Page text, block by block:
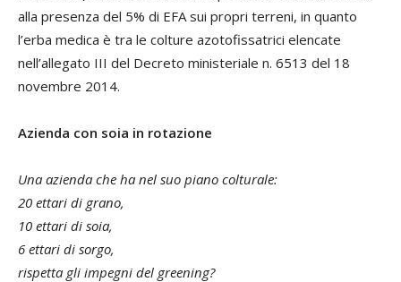
alla presenza del 5% di EFA sui propri terreni, in quanto
l’erba medica è tra le colture azotofissatrici elencate
nell’allegato III del Decreto ministeriale n. 6513 del 18
novembre 2014.
Azienda con soia in rotazione
Una azienda che ha nel suo piano colturale:
20 ettari di grano,
10 ettari di soia,
6 ettari di sorgo,
rispetta gli impegni del greening?